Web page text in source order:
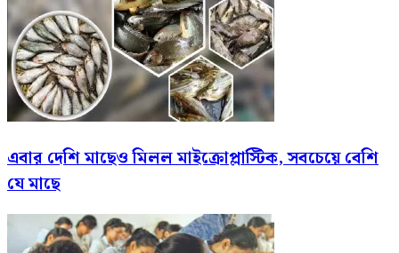
এবার দেশি মাছেও মিলল মাইক্রোপ্লাস্টিক, সবচেয়ে বেশি
যে মাছে